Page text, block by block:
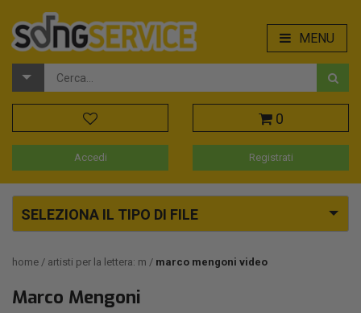
MENU
0
Accedi Registrati
SELEZIONA IL TIPO DI FILE
home artisti per la lettera: m marco mengoni video
Marco Mengoni